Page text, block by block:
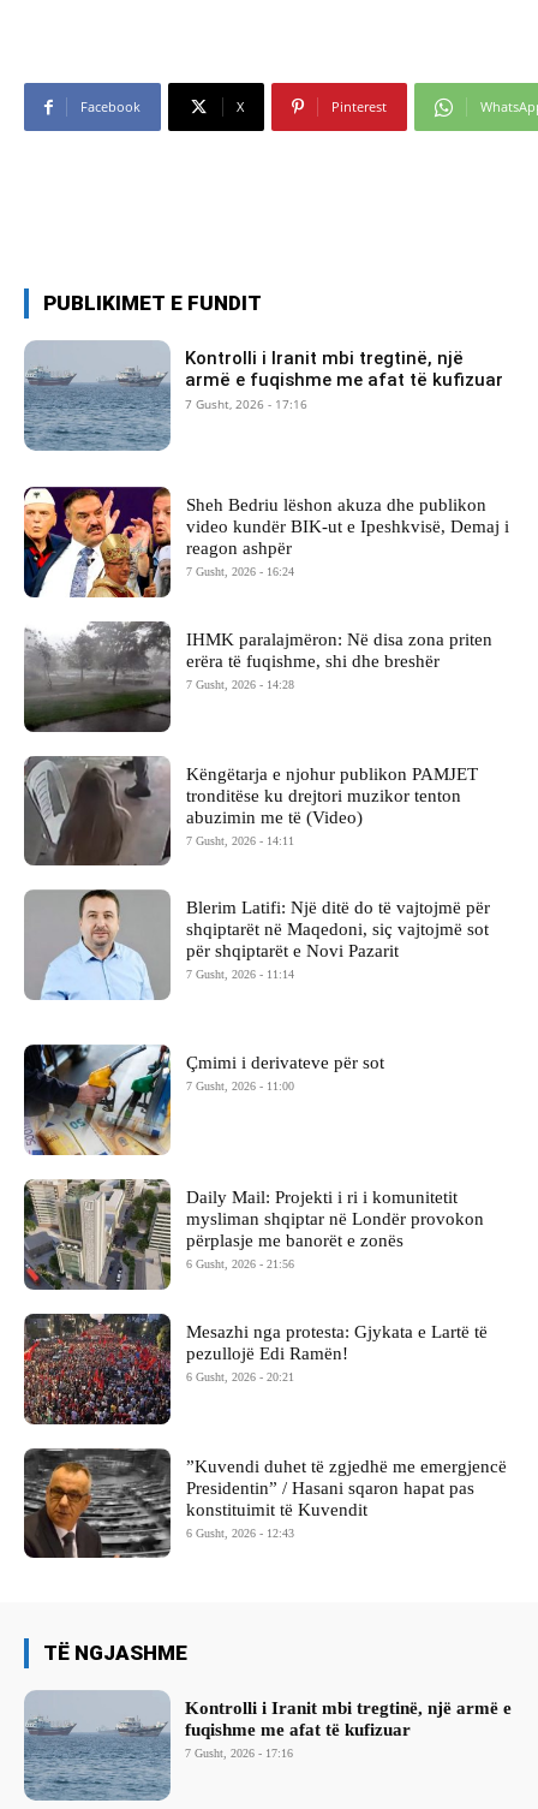
Facebook X Pinterest
PUBLIKIMET E FUNDIT
Kontrolli i Iranit mbi tregtinë, një
armë e fuqishme me afat të kufizuar
7 Gusht, 2026 - 17:16
Sheh Bedriu lëshon akuza dhe publikon
video kundër BIK-ut e Ipeshkvisë, Demaj i
reagon ashpër
7 Gusht, 2026 - 16:24
IHMK paralajmëron: Në disa zona priten
erëra të fuqishme, shi dhe breshër
7 Gusht, 2026 - 14:28
Këngëtarja e njohur publikon PAMJET
tronditëse ku drejtori muzikor tenton
abuzimin me të (Video)
7 Gusht, 2026 - 14:11
Blerim Latifi: Një ditë do të vajtojmë për
shqiptarët në Maqedoni, siç vajtojmë sot
për shqiptarët e Novi Pazarit
7 Gusht, 2026 - 11:14
Çmimi i derivateve për sot
7 Gusht, 2026 - 11:00
Daily Mail: Projekti i ri i komunitetit
mysliman shqiptar në Londër provokon
përplasje me banorët e zonës
6 Gusht, 2026 - 21:56
Mesazhi nga protesta: Gjykata e Lartë të
pezullojë Edi Ramën!
6 Gusht, 2026 - 20:21
​”Kuvendi duhet të zgjedhë me emergjencë
Presidentin” / Hasani sqaron hapat pas
konstituimit të Kuvendit
6 Gusht, 2026 - 12:43
TË NGJASHME
Kontrolli i Iranit mbi tregtinë, një armë e
fuqishme me afat të kufizuar
7 Gusht, 2026 - 17:16